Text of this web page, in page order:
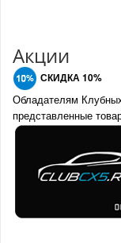
Акции
СКИДКА 10%
Обладателям
представленные